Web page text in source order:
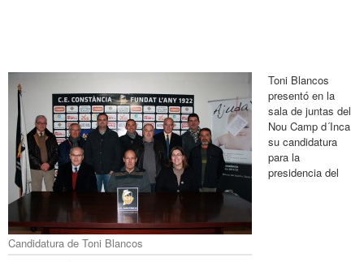
Candidatura de Toni Blancos
Toni Blancos
presentó en la
sala de juntas del
Nou Camp d´Inca
su candidatura
para la
presidencia del